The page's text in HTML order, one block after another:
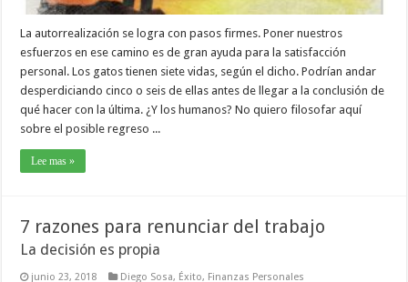
La autorrealización se logra con pasos firmes. Poner nuestros
esfuerzos en ese camino es de gran ayuda para la satisfacción
personal. Los gatos tienen siete vidas, según el dicho. Podrían andar
desperdiciando cinco o seis de ellas antes de llegar a la conclusión de
qué hacer con la última. ¿Y los humanos? No quiero filosofar aquí
sobre el posible regreso ...
Lee mas »
7 razones para renunciar del trabajo
La decisión es propia
junio 23, 2018 Diego Sosa, Éxito, Finanzas Personales